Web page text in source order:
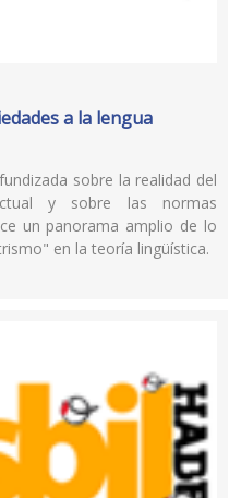
a la lengua
sobre la realidad del
y sobre las normas
un panorama amplio de lo
en la teoría lingüística.